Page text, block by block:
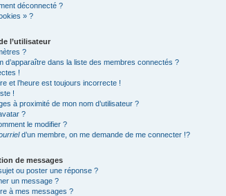
déconnecté ?
» ?
l’utilisateur
?
d’apparaître dans la liste des membres connectés ?
!
et l’heure est toujours incorrecte !
!
à proximité de mon nom d’utilisateur ?
?
le modifier ?
d’un membre, on me demande de me connecter !?
de messages
ou poster une réponse ?
un message ?
à mes messages ?